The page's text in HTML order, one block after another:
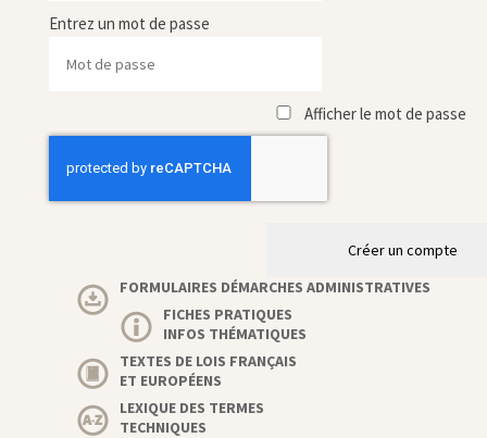
Entrez un mot de passe
Afficher le mot de passe
Créer un compte
FORMULAIRES DÉMARCHES ADMINISTRATIVES
FICHES PRATIQUES
INFOS THÉMATIQUES
TEXTES DE LOIS FRANÇAIS
ET EUROPÉENS
LEXIQUE DES TERMES
TECHNIQUES